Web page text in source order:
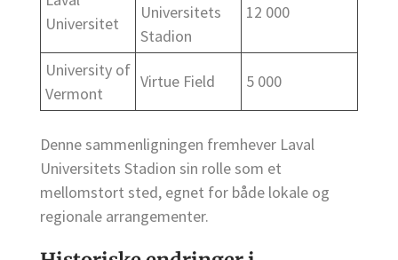
Universitet
Universitets
Stadion
12 000
University of
Vermont
Virtue Field 5 000
Denne sammenligningen fremhever Laval
Universitets Stadion sin rolle som et
mellomstort sted, egnet for både lokale og
regionale arrangementer.